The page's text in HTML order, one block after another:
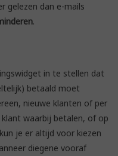
gelezen dan e-mails
.
in te stellen dat
betaald moet
nieuwe klanten of per
klant waarbij betalen, of op
je er altijd voor kiezen
diegene vooraf